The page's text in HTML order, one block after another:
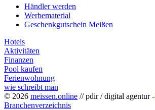
Händler werden
Werbematerial
Geschenkgutschein Meißen
Hotels
Aktivitäten
Finanzen
Pool kaufen
Ferienwohnung
wie schreibt man
© 2026 meissen.online // pdir / digital agentur -
Branchenverzeichnis